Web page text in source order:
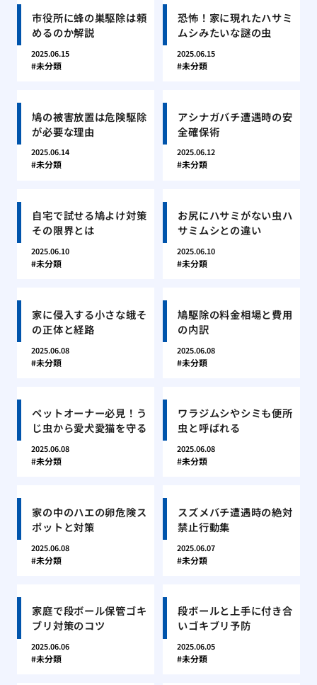
市役所に蜂の巣駆除は頼
めるのか解説
2025.06.15
未分類
恐怖！家に現れたハサミ
ムシみたいな謎の虫
2025.06.15
未分類
鳩の被害放置は危険駆除
が必要な理由
2025.06.14
未分類
アシナガバチ遭遇時の安
全確保術
2025.06.12
未分類
自宅で試せる鳩よけ対策
その限界とは
2025.06.10
未分類
お尻にハサミがない虫ハ
サミムシとの違い
2025.06.10
未分類
家に侵入する小さな蛾そ
の正体と経路
2025.06.08
未分類
鳩駆除の料金相場と費用
の内訳
2025.06.08
未分類
ペットオーナー必見！う
じ虫から愛犬愛猫を守る
2025.06.08
未分類
ワラジムシやシミも便所
虫と呼ばれる
2025.06.08
未分類
家の中のハエの卵危険ス
ポットと対策
2025.06.08
未分類
スズメバチ遭遇時の絶対
禁止行動集
2025.06.07
未分類
家庭で段ボール保管ゴキ
ブリ対策のコツ
2025.06.06
未分類
段ボールと上手に付き合
いゴキブリ予防
2025.06.05
未分類